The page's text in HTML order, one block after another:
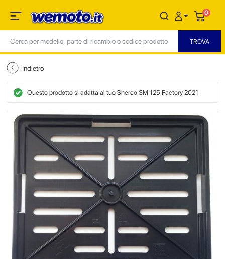
0
Indietro
Questo prodotto si adatta al tuo Sherco SM 125 Factory 2021